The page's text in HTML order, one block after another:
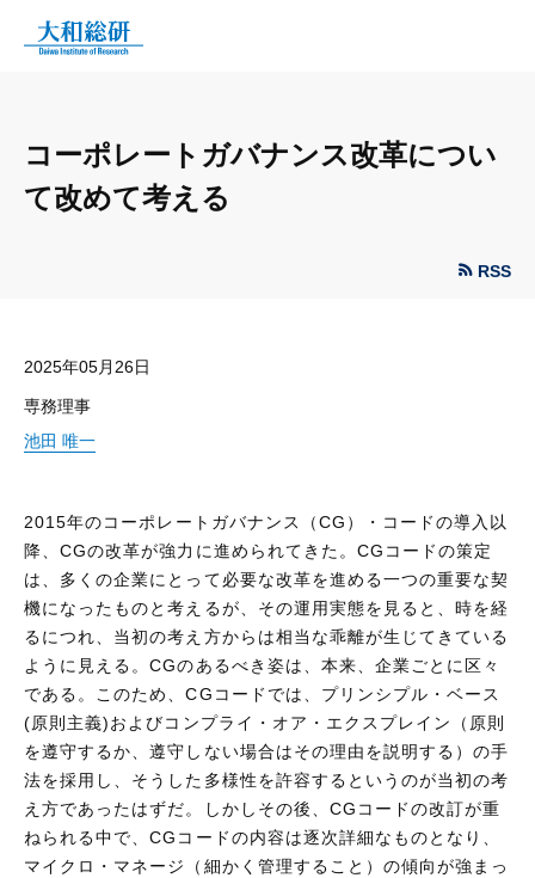
コーポレートガバナンス改革につい
て改めて考える
RSS
2025年05月26日
専務理事
池田 唯一
2015年のコーポレートガバナンス（CG）・コードの導入以
降、CGの改革が強力に進められてきた。CGコードの策定
は、多くの企業にとって必要な改革を進める一つの重要な契
機になったものと考えるが、その運用実態を見ると、時を経
るにつれ、当初の考え方からは相当な乖離が生じてきている
ように見える。CGのあるべき姿は、本来、企業ごとに区々
である。このため、CGコードでは、プリンシプル・ベース
(原則主義)およびコンプライ・オア・エクスプレイン（原則
を遵守するか、遵守しない場合はその理由を説明する）の手
法を採用し、そうした多様性を許容するというのが当初の考
え方であったはずだ。しかしその後、CGコードの改訂が重
ねられる中で、CGコードの内容は逐次詳細なものとなり、
マイクロ・マネージ（細かく管理すること）の傾向が強まっ